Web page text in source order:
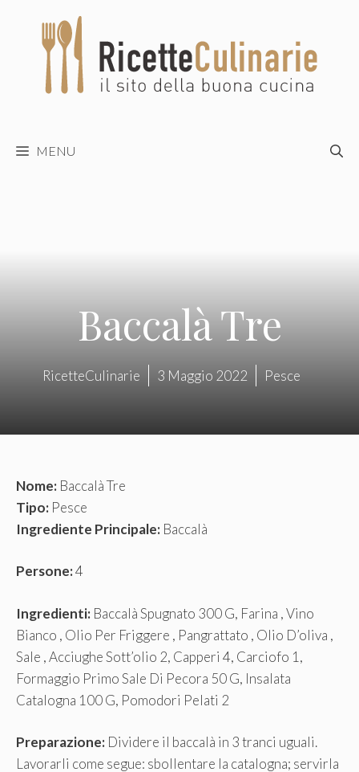
contenuto
MENU
Baccalà Tre
RicetteCulinarie 3 Maggio 2022 Pesce
Nome: Baccalà Tre
Tipo: Pesce
Ingrediente Principale: Baccalà
Persone:4
Ingredienti: Baccalà Spugnato 300 G, Farina , Vino
Bianco , Olio Per Friggere , Pangrattato , Olio D’oliva ,
Sale , Acciughe Sott’olio 2, Capperi 4, Carciofo 1,
Formaggio Primo Sale Di Pecora 50 G, Insalata
Catalogna 100 G, Pomodori Pelati 2
Preparazione: Dividere il baccalà in 3 tranci uguali.
Lavorarli come segue: sbollentare la catalogna; servirla